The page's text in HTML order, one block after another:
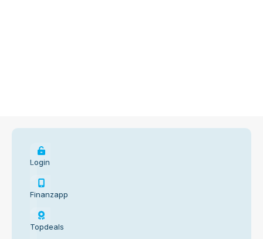
Login
Finanzapp
Topdeals